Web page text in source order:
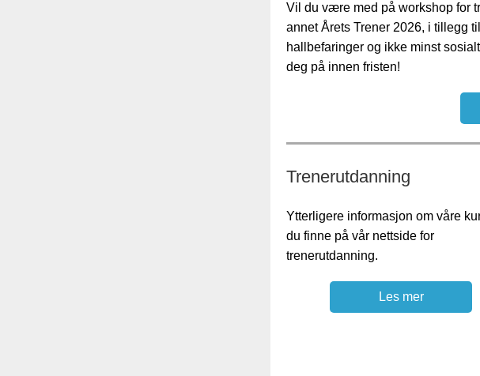
Vil du være med på workshop for
annet Årets Trener 2026, i tillegg
hallbefaringer og ikke minst
deg på innen fristen!
Trenerutdanning
Ytterligere informasjon om våre
du finne på vår nettside for
trenerutdanning.
Les mer